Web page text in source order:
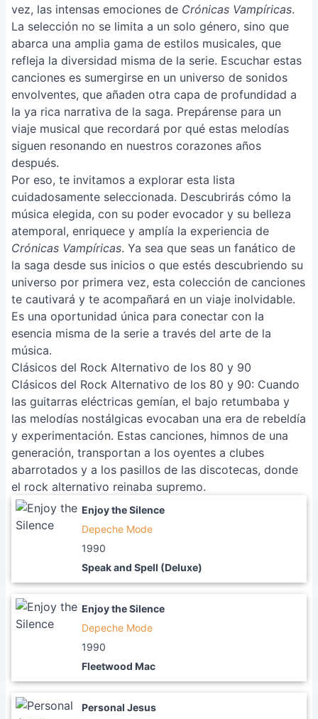
vez, las intensas emociones de Crónicas Vampíricas.
La selección no se limita a un solo género, sino que
abarca una amplia gama de estilos musicales, que
refleja la diversidad misma de la serie. Escuchar estas
canciones es sumergirse en un universo de sonidos
envolventes, que añaden otra capa de profundidad a
la ya rica narrativa de la saga. Prepárense para un
viaje musical que recordará por qué estas melodías
siguen resonando en nuestros corazones años
después.
Por eso, te invitamos a explorar esta lista
cuidadosamente seleccionada. Descubrirás cómo la
música elegida, con su poder evocador y su belleza
atemporal, enriquece y amplía la experiencia de
Crónicas Vampíricas. Ya sea que seas un fanático de
la saga desde sus inicios o que estés descubriendo su
universo por primera vez, esta colección de canciones
te cautivará y te acompañará en un viaje inolvidable.
Es una oportunidad única para conectar con la
esencia misma de la serie a través del arte de la
música.
Clásicos del Rock Alternativo de los 80 y 90
Clásicos del Rock Alternativo de los 80 y 90: Cuando
las guitarras eléctricas gemían, el bajo retumbaba y
las melodías nostálgicas evocaban una era de rebeldía
y experimentación. Estas canciones, himnos de una
generación, transportan a los oyentes a clubes
abarrotados y a los pasillos de las discotecas, donde
el rock alternativo reinaba supremo.
Enjoy the Silence
Depeche Mode
1990
Speak and Spell (Deluxe)
Enjoy the Silence
Depeche Mode
1990
Fleetwood Mac
Personal Jesus